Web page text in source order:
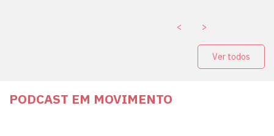
< >
Ver todos
PODCAST EM MOVIMENTO